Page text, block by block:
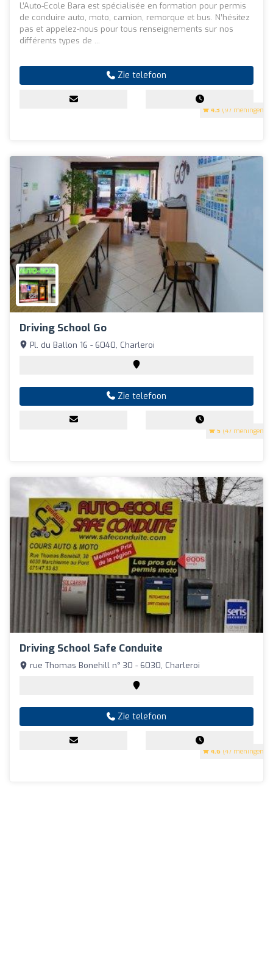
4.3 (97 meningen)
L’Auto-Ecole Bara est spécialisée en formation pour permis
de conduire auto, moto, camion, remorque et bus. N’hésitez
pas et appelez-nous pour tous renseignements sur nos
différents types de ...
Zie telefoon
Driving School Go
5 (47 meningen)
Pl. du Ballon 16 - 6040, Charleroi
Zie telefoon
Driving School Safe Conduite
4.6 (47 meningen)
rue Thomas Bonehill n° 30 - 6030, Charleroi
Zie telefoon